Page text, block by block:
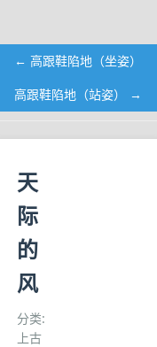
← 高跟鞋陷地（坐姿）
高跟鞋陷地（站姿） →
天
际
的
风
分类:
上古